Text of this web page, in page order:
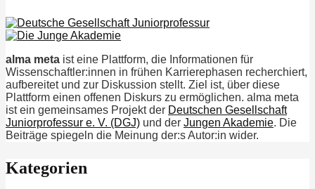
alma meta ist eine Plattform, die Informationen für
Wissenschaftler:innen in frühen Karrierephasen recherchiert,
aufbereitet und zur Diskussion stellt. Ziel ist, über diese
Plattform einen offenen Diskurs zu ermöglichen. alma meta
ist ein gemeinsames Projekt der Deutschen Gesellschaft
Juniorprofessur e. V. (DGJ) und der Jungen Akademie. Die
Beiträge spiegeln die Meinung der:s Autor:in wider.
Kategorien